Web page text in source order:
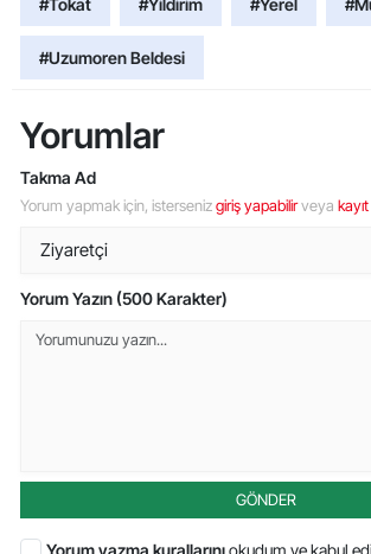
#Uzumoren Beldesi
Yorumlar
Takma Ad
Yorum yapmak için, istersenizgiriş yapabilirveya
Yorum Yazın (500 Karakter)
GÖNDER
Yorum yazma kurallarınıokudum ve kabul